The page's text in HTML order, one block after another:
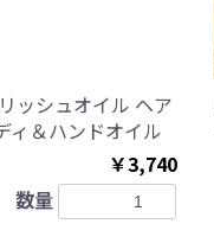
ッシュオイル ヘア
ィ＆ハンドオイル
￥3,740
数量